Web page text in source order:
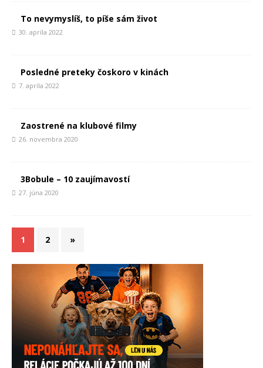
To nevymyslíš, to píše sám život
30. apríla 2022
Posledné preteky čoskoro v kinách
7. apríla 2022
Zaostrené na klubové filmy
26. novembra 2020
3Bobule – 10 zaujímavostí
27. júna 2020
1 2 »